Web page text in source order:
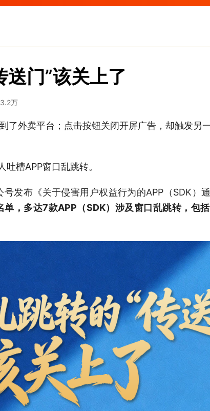
门”该关上了
万
了外卖平台；点击按钮关闭开屏广告，却触发另
吐槽APP窗口乱跳转。
发布《关于侵害用户权益行为的APP（SDK）
单，多达7款APP（SDK）涉及窗口乱跳转，包